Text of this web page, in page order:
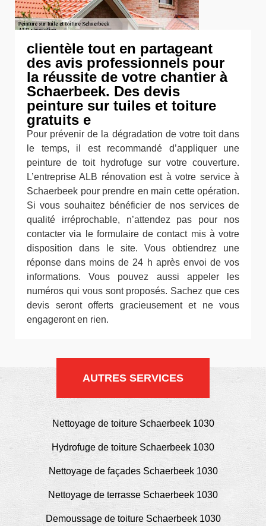
clientèle tout en partageant
des avis professionnels pour
la réussite de votre chantier à
Schaerbeek. Des devis
peinture sur tuiles et toiture
gratuits e
Pour prévenir de la dégradation de votre toit dans
le temps, il est recommandé d’appliquer une
peinture de toit hydrofuge sur votre couverture.
L’entreprise ALB rénovation est à votre service à
Schaerbeek pour prendre en main cette opération.
Si vous souhaitez bénéficier de nos services de
qualité irréprochable, n’attendez pas pour nos
contacter via le formulaire de contact mis à votre
disposition dans le site. Vous obtiendrez une
réponse dans moins de 24 h après envoi de vos
informations. Vous pouvez aussi appeler les
numéros qui vous sont proposés. Sachez que ces
devis seront offerts gracieusement et ne vous
engageront en rien.
AUTRES SERVICES
Nettoyage de toiture Schaerbeek 1030
Hydrofuge de toiture Schaerbeek 1030
Nettoyage de façades Schaerbeek 1030
Nettoyage de terrasse Schaerbeek 1030
Demoussage de toiture Schaerbeek 1030